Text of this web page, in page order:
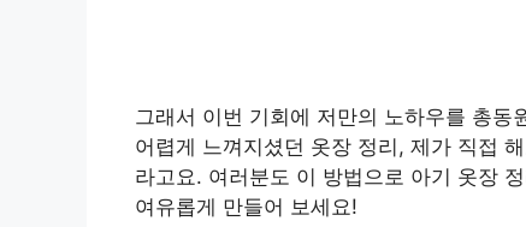
그래서 이번 기회에 저만의 노하우를 총동
어렵게 느껴지셨던 옷장 정리, 제가 직접
라고요. 여러분도 이 방법으로 아기 옷장
여유롭게 만들어 보세요!